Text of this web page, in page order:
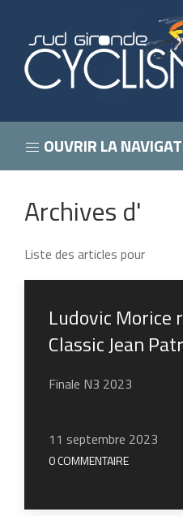
OUVRIR LA
Archives d'
Liste des articles pour
Ludovic Morice
Classic Jean
Finale N3 2023
11 septembre 2023
0 COMMENTAIRE